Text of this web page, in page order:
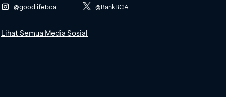
@goodlifebca @BankBCA
Lihat Semua Media Sosial